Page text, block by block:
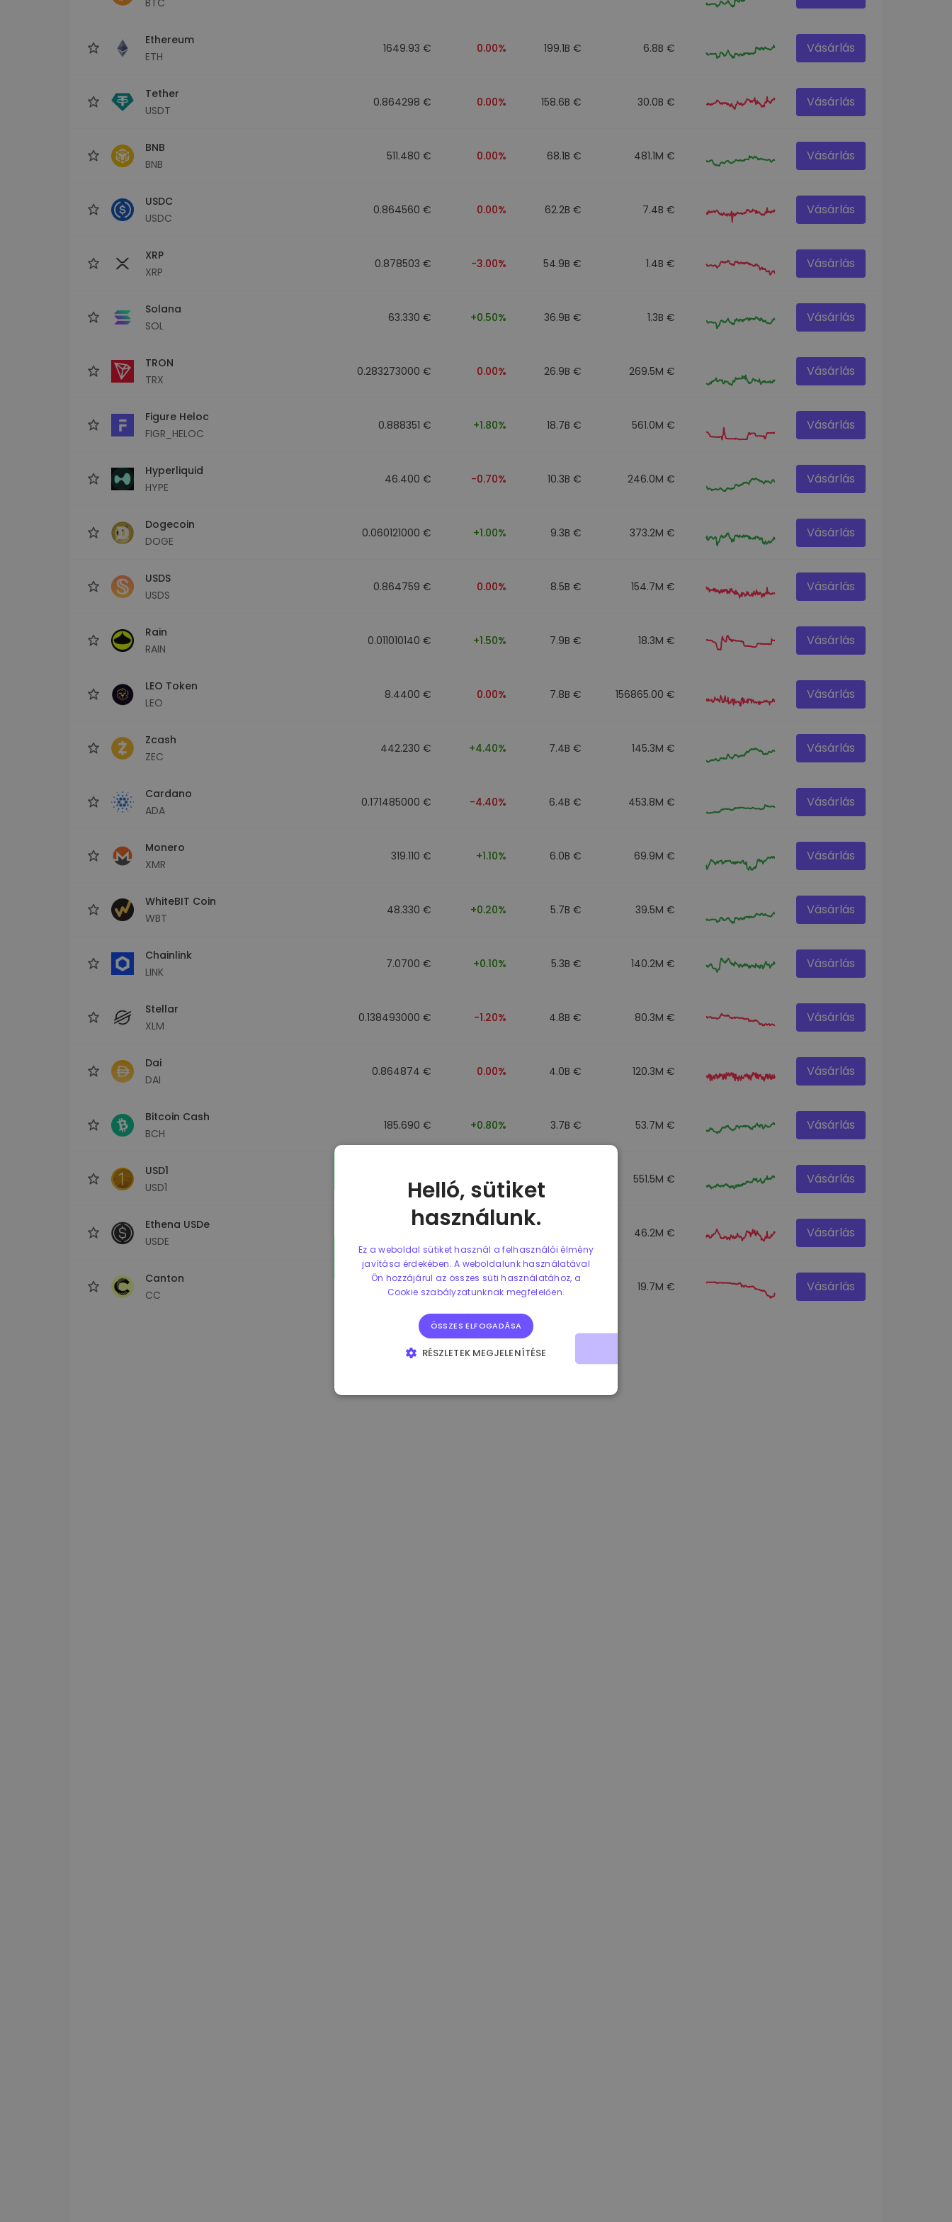
Ethereum
ETH
1649.93 € 0.00% 199.1B € 6.8B € Vásárlás
Tether
USDT
0.864298 € 0.00% 158.6B € 30.0B € Vásárlás
BNB
BNB
511.480 € 0.00% 68.1B € 481.1M € Vásárlás
USDC
USDC
0.864560 € 0.00% 62.2B € 7.4B € Vásárlás
XRP
XRP
0.878503 € -3.00% 54.9B € 1.4B € Vásárlás
Solana
SOL
63.330 € +0.50% 36.9B € 1.3B € Vásárlás
TRON
TRX
0.283273000 € 0.00% 26.9B € 269.5M € Vásárlás
Figure Heloc
FIGR_HELOC
0.888351 € +1.80% 18.7B € 561.0M € Vásárlás
Hyperliquid
HYPE
46.400 € -0.70% 10.3B € 246.0M € Vásárlás
Dogecoin
DOGE
0.060121000 € +1.00% 9.3B € 373.2M € Vásárlás
USDS
USDS
0.864759 € 0.00% 8.5B € 154.7M € Vásárlás
Rain
RAIN
0.011010140 € +1.50% 7.9B € 18.3M € Vásárlás
LEO Token
LEO
8.4400 € 0.00% 7.8B € 156865.00 € Vásárlás
Zcash
ZEC
442.230 € +4.40% 7.4B € 145.3M € Vásárlás
Cardano
ADA
0.171485000 € -4.40% 6.4B € 453.8M € Vásárlás
Monero
XMR
319.110 € +1.10% 6.0B € 69.9M € Vásárlás
WhiteBIT Coin
WBT
48.330 € +0.20% 5.7B € 39.5M € Vásárlás
Chainlink
LINK
7.0700 € +0.10% 5.3B € 140.2M € Vásárlás
Stellar
XLM
0.138493000 € -1.20% 4.8B € 80.3M € Vásárlás
Dai
DAI
0.864874 € 0.00% 4.0B € 120.3M € Vásárlás
Bitcoin Cash
BCH
185.690 € +0.80% 3.7B € 53.7M € Vásárlás
USD1
USD1
0.00% 551.5M € Vásárlás
Ethena USDe
USDE
46.2M € Vásárlás
Canton
CC
0.080659000 € -4.80% 3.2B € 19.7M € Vásárlás
Helló, sütiket
használunk.
Ez a weboldal sütiket használ a felhasználói élmény
javítása érdekében. A weboldalunk használatával
Ön hozzájárul az összes süti használatához, a
Cookie szabályzatunknak megfelelően.
ÖSSZES ELFOGADÁSA
RÉSZLETEK MEGJELENÍTÉSE